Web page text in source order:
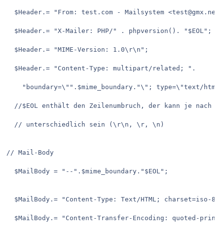
$Header.= "From: test.com - Mailsystem
  $Header.= "X-Mailer: PHP/" . phpversion(). "$EOL";
  $Header.= "MIME-Version: 1.0\r\n";
  $Header.= "Content-Type: multipart/related; ".
"boundary=\"".$mime_boundary."\"; type=\"text/
//$EOL enthält den Zeilenumbruch, der kann je nach
  // unterschiedlich sein (\r\n, \r, \n)
// Mail-Body
  $MailBody = "--".$mime_boundary."$EOL";
$MailBody.= "Content-Type: Text/HTML; charset=iso-
$MailBody.= "Content-Transfer-Encoding: quoted-